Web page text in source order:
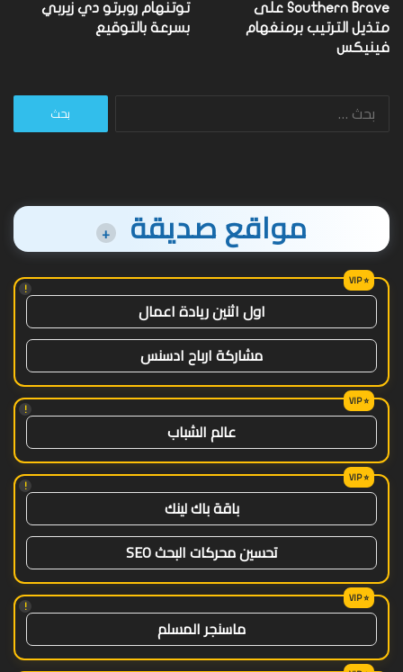
Southern Brave على
متذيل الترتيب برمنغهام
فينيكس
توتنهام روبرتو دي زيربي
بسرعة بالتوقيع
البحث
مواقع صديقة +
!
اول اثنين ريادة اعمال
مشاركة ارباح ادسنس
!
عالم الشباب
!
باقة باك لينك
تحسين محركات البحث SEO
!
ماسنجر المسلم